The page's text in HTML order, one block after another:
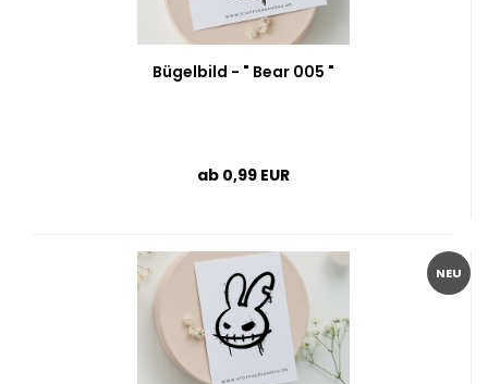
Bügelbild - " Bear 005 "
ab 0,99 EUR
NEU